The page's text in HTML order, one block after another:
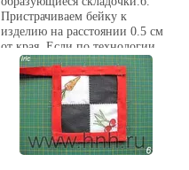
конечном итоге – около 0,6
см.б. в. Если длины
вырезанной полосы для
окантовки не хватает, то
полосы нужно соединить, как
показано на фото б и в.
Пристрачиваем бейку к
изделию на расстоянии 0.5 см
от края. Если по технологии
требуется более широкая
окантовка, соответственно, и
расстояние от края берется
большее (но не забудьте тогда
изменить и ширину
заготовленной
полосы!).в.Отворачиваем